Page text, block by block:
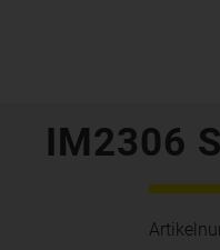
IM2306